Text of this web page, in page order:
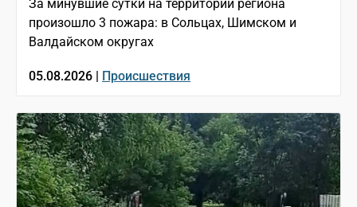
За минувшие сутки на территории региона
произошло 3 пожара: в Сольцах, Шимском и
Валдайском округах
05.08.2026 | Происшествия